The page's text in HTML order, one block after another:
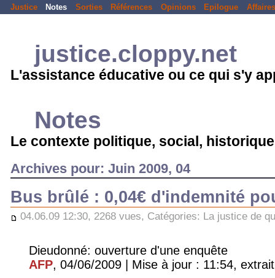
Justice Notes Sorties Références Opinions Epilogue Affaires
justice.cloppy.net
L'assistance éducative ou ce qui s'y
Notes
Le contexte politique, social,
Archives pour: Juin 2009, 04
Bus brûlé : 0,04€ d'indemnité
04.06.09 12:30, 2268 vues, Catégories: La justice de
Dieudonné: ouverture d'une enquête
AFP, 04/06/2009 | Mise à jour : 11:54, extrait